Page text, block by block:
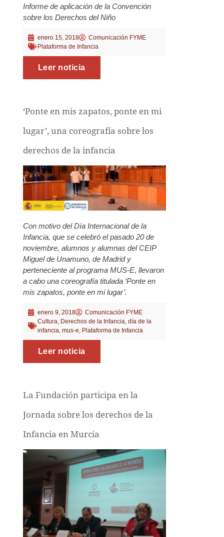
Informe de aplicación de la Convención
sobre los Derechos del Niño
enero 15, 2018
Comunicación FYME
Plataforma de Infancia
Leer noticia
‘Ponte en mis zapatos, ponte en mi
lugar’, una coreografía sobre los
derechos de la infancia
Con motivo del Día Internacional de la
Infancia, que se celebró el pasado 20 de
noviembre, alumnos y alumnas del CEIP
Miguel de Unamuno, de Madrid y
perteneciente al programa MUS-E, llevaron
a cabo una coreografía titulada ‘Ponte en
mis zapatos, ponte en mi lugar’.
enero 9, 2018
Comunicación FYME
Cultura, Derechos de la Infancia, día de la
infancia, mus-e, Plataforma de Infancia
Leer noticia
La Fundación participa en la
Jornada sobre los derechos de la
Infancia en Murcia